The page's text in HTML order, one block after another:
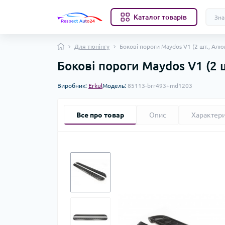
Каталог товарів
Для тюнінгу Бокові пороги Maydos V1 (2 шт.,
Бокові пороги Maydos V1
Виробник: ErkulМодель: 85113-brr493+md1203
Все про товар Опис